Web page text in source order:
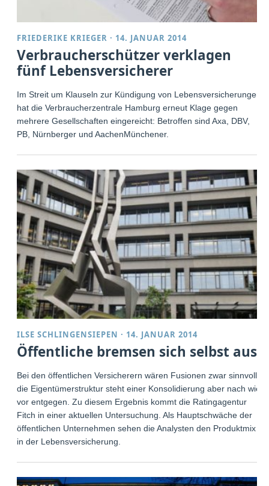
FRIEDERIKE KRIEGER · 14. JANUAR 2014
Verbraucherschützer verklagen
fünf Lebensversicherer
Im Streit um Klauseln zur Kündigung von Lebensversicherungen
hat die Verbraucherzentrale Hamburg erneut Klage gegen
mehrere Gesellschaften eingereicht: Betroffen sind Axa, DBV,
PB, Nürnberger und AachenMünchener.
ILSE SCHLINGENSIEPEN · 14. JANUAR 2014
Öffentliche bremsen sich selbst aus
Bei den öffentlichen Versicherern wären Fusionen zwar sinnvoll,
die Eigentümerstruktur steht einer Konsolidierung aber nach wie
vor entgegen. Zu diesem Ergebnis kommt die Ratingagentur
Fitch in einer aktuellen Untersuchung. Als Hauptschwäche der
öffentlichen Unternehmen sehen die Analysten den Produktmix
in der Lebensversicherung.